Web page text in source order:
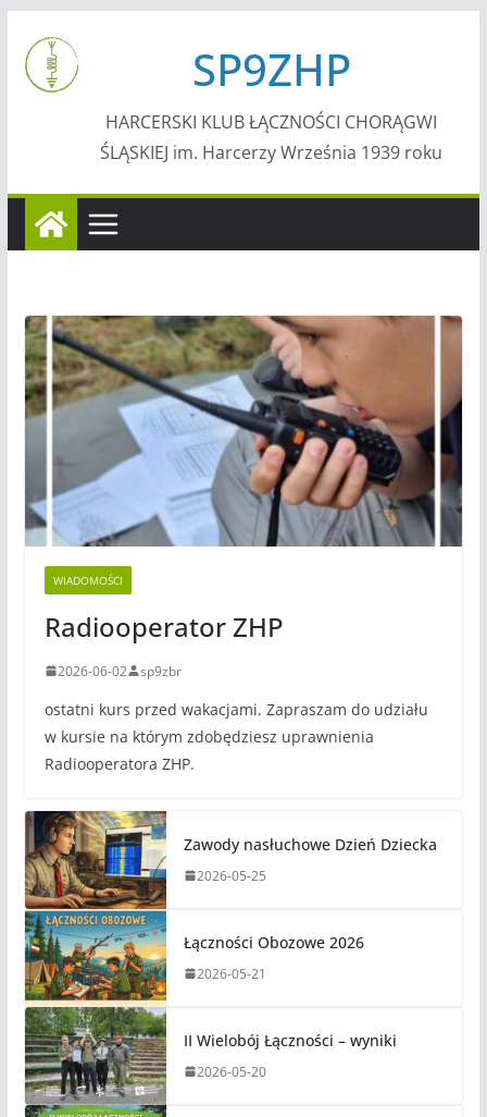
do
treści
SP9ZHP
HARCERSKI KLUB ŁĄCZNOŚCI CHORĄGWI
ŚLĄSKIEJ im. Harcerzy Września 1939 roku
WIADOMOŚCI
Radiooperator ZHP
2026-06-02 sp9zbr
ostatni kurs przed wakacjami. Zapraszam do udziału
w kursie na którym zdobędziesz uprawnienia
Radiooperatora ZHP.
Zawody nasłuchowe Dzień Dziecka
2026-05-25
Łączności Obozowe 2026
2026-05-21
II Wielobój Łączności – wyniki
2026-05-20